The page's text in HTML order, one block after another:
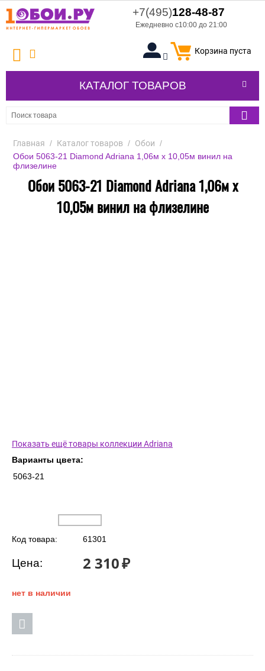
+7(495)128-48-87
Ежедневно с10:00 до 21:00
Корзина пуста
КАТАЛОГ ТОВАРОВ
Главная / Каталог товаров / Обои /
Обои 5063-21 Diamond Adriana 1,06м х 10,05м винил на
флизелине
Обои 5063-21 Diamond Adriana 1,06м х
10,05м винил на флизелине
Показать ещё товары коллекции Adriana
Варианты цвета:
5063-21
Код товара: 61301
Цена: 2 310₽
нет в наличии